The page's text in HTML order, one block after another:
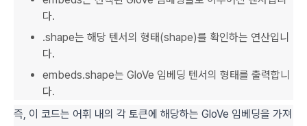
다.
.shape는 해당 텐서의 형태(shape)를 확인하는 연산입니
다.
embeds.shape는 GloVe 임베딩 텐서의 형태를 출력합니
다.
즉, 이 코드는 어휘 내의 각 토큰에 해당하는 GloVe 임베딩을 가져